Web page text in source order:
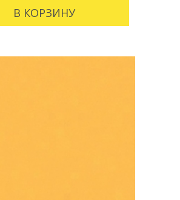
В КОРЗИНУ